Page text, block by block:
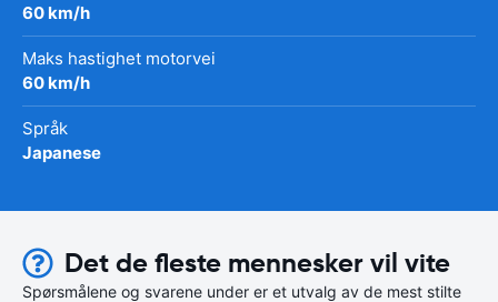
60 km/h
Maks hastighet motorvei
60 km/h
Språk
Japanese
Det de fleste mennesker vil vite
Spørsmålene og svarene under er et utvalg av de mest stilte